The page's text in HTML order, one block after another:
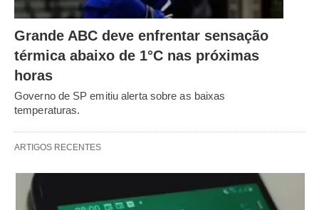
Grande ABC deve enfrentar sensação
térmica abaixo de 1°C nas próximas
horas
Governo de SP emitiu alerta sobre as baixas
temperaturas.
ARTIGOS RECENTES